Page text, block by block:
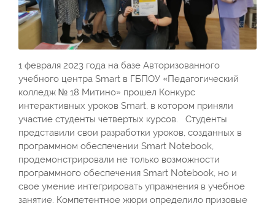
1 февраля 2023 года на базе Авторизованного
учебного центра Smart в ГБПОУ «Педагогический
колледж № 18 Митино» прошел Конкурс
интерактивных уроков Smart, в котором приняли
участие студенты четвертых курсов. Студенты
представили свои разработки уроков, созданных в
программном обеспечении Smart Notebook,
продемонстрировали не только возможности
программного обеспечения Smart Notebook, но и
свое умение интегрировать упражнения в учебное
занятие. Компетентное жюри определило призовые